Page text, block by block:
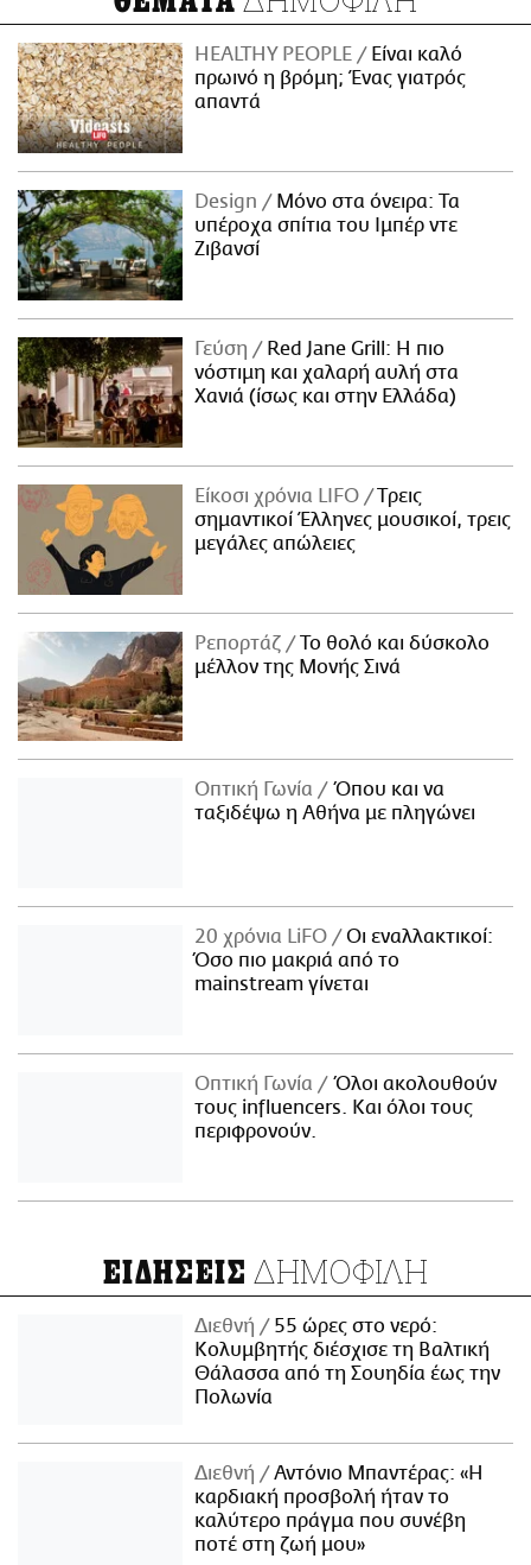
HEALTHY PEOPLE
Είναι καλό
πρωινό η βρόμη; Ένας γιατρός
απαντά
Design
Μόνο στα όνειρα: Τα
υπέροχα σπίτια του Ιμπέρ ντε
Ζιβανσί
Γεύση
Red Jane Grill: Η πιο
νόστιμη και χαλαρή αυλή στα
Χανιά (ίσως και στην Ελλάδα)
Είκοσι χρόνια LIFO
Tρεις
σημαντικοί Έλληνες μουσικοί, τρεις
μεγάλες απώλειες
Ρεπορτάζ
Το θολό και δύσκολο
μέλλον της Μονής Σινά
Οπτική Γωνία
Όπου και να
ταξιδέψω η Αθήνα με πληγώνει
20 χρόνια LiFO
Οι εναλλακτικοί:
Όσο πιο μακριά από το
mainstream γίνεται
Οπτική Γωνία
Όλοι ακολουθούν
τους influencers. Και όλοι τους
περιφρονούν.
ΕΙΔΗΣΕΙΣ ΔΗΜΟΦΙΛΗ
Διεθνή
55 ώρες στο νερό:
Κολυμβητής διέσχισε τη Βαλτική
Θάλασσα από τη Σουηδία έως την
Πολωνία
Διεθνή
Αντόνιο Μπαντέρας: «Η
καρδιακή προσβολή ήταν το
καλύτερο πράγμα που συνέβη
ποτέ στη ζωή μου»